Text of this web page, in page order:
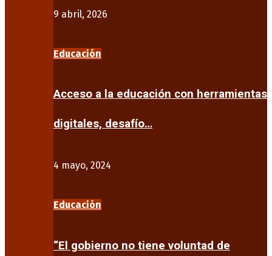
9 abril, 2026
Educación
Acceso a la educación con herramientas
digitales, desafío…
4 mayo, 2024
Educación
“El gobierno no tiene voluntad de